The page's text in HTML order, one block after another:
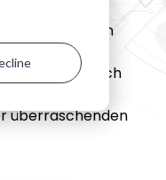
evaluated
how
ARTESCA+
Veeam
performs in
go-Modell von
ab 20 TB
je nach
überraschenden